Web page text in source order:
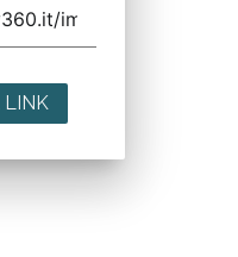
LINK